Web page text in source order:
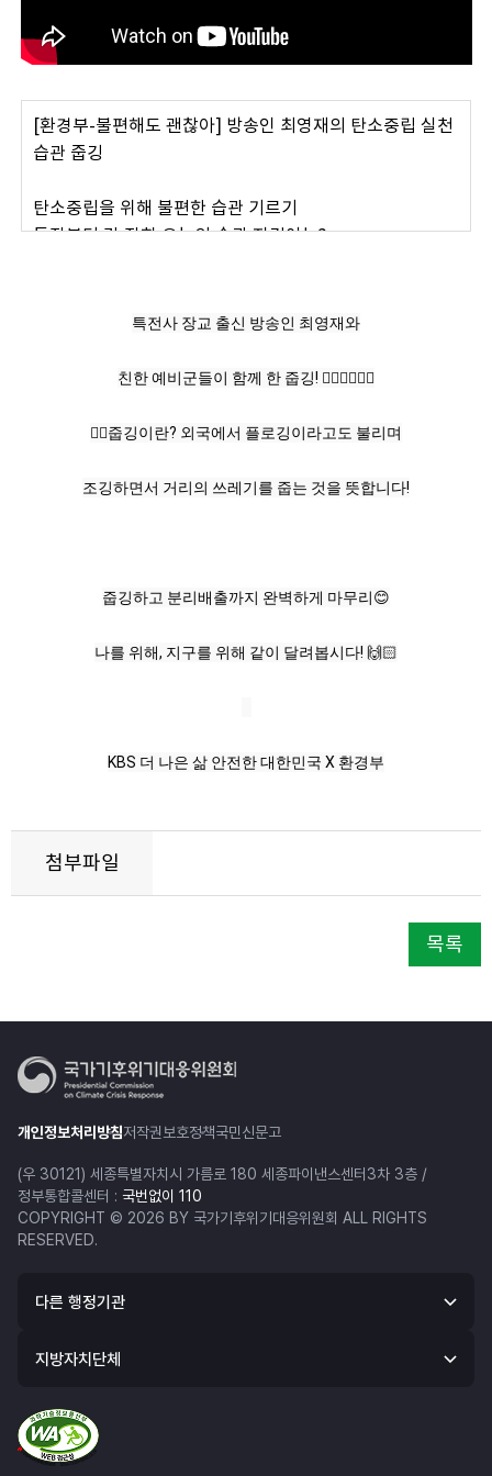
[환경부-불편해도 괜찮아] 방송인 최영재의 탄소중립 실천
습관 줍깅
탄소중립을 위해 불편한 습관 기르기
등장부터 각 잡힌 오늘의 습관 지킴이는?
최정예 특수부대 강철 전사들
강철체력 보유 특수부대 예비역 청년들
최영재(방송인): 다 왔지? 준비물 가져왔지? 어. 오늘 큰 거
간을 좀 더 깨끗하게 만들어보자,
레기들을 주워서 버리는 활동을 줍깅이라고 합니다. 야, 전방
반려동물 배변
아름다운 사람은 머문 자리도 아름답습니다
최영재(방송인): 아니 이렇게 즐거운 시간을 보내고, 왜 흔적
을 다 남기고 가. 자 이렇게 즐거운 시간을 보냈네, 경치는 진
조깅할 때마다 한숨이...
그런 거를 누리게 되면 그걸 보전하고 싶은 마음이 들잖아요.
그리고 물려주고 싶은 마음도 들고. 그러다보니까 뭐 일회용
이나 아니면 쓰레기 같은 것도 뭐 이제는 줍게 되고 또 절약
하게 되고 환경보호에 대해서 관심이 많아지게 되더라고요.
방문자가 늘수록 높아지는 쓰레기山
여기도 줍깅하러 오셨나?
특전사 장교 출신 방송인 최영재와
친한 예비군들이 함께 한 줍깅! 🏃🏻‍♂️🏃🏻‍♀️
👉🏻줍깅이란? 외국에서 플로깅이라고도 불리며
조깅하면서 거리의 쓰레기를 줍는 것을 뜻합니다!
줍깅하고 분리배출까지 완벽하게 마무리😊
나를 위해, 지구를 위해 같이 달려봅시다! 🙌🏻
KBS 더 나은 삶 안전한 대한민국 X 환경부
첨부파일
목록
개인정보처리방침저작권보호정책국민신문고
(우 30121) 세종특별자치시 가름로 180 세종파이낸스센터3차 3층 /
정부통합콜센터 : 국번없이 110
COPYRIGHT © 2026 BY 국가기후위기대응위원회 ALL RIGHTS
RESERVED.
다른 행정기관
지방자치단체